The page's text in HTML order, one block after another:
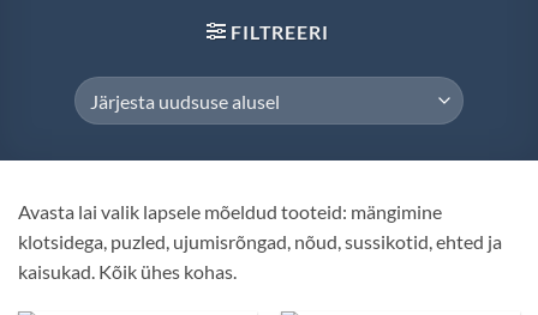
FILTREERI
Avasta lai valik lapsele mõeldud tooteid: mängimine
klotsidega, puzled, ujumisrõngad, nõud, sussikotid, ehted ja
kaisukad. Kõik ühes kohas.